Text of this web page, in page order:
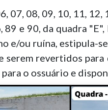
07, 08, 09, 10, 11, 12,
e 90, da quadra
e/ou ruína, estipula-
revertidos
o ossuário e